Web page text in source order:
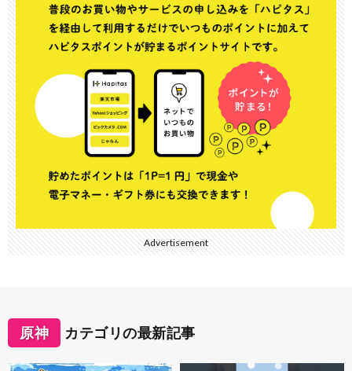
Advertisement
原神 カテゴリの最新記事